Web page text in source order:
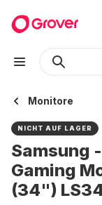
Monitore
NICHT AUF LAGER
Samsung
Gaming
(34")